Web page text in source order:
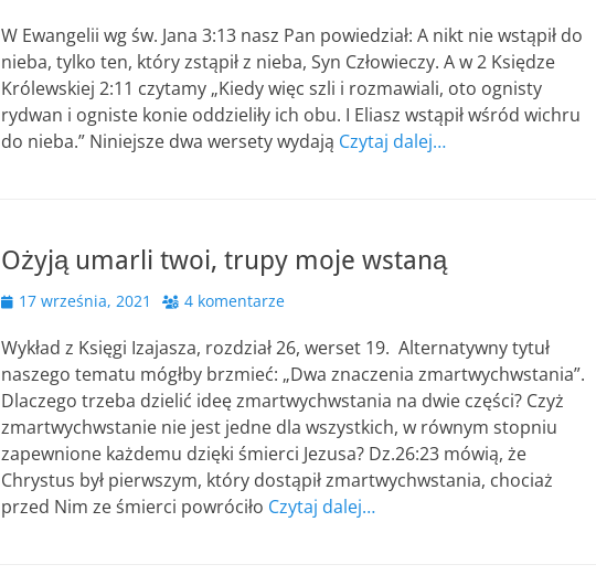
W Ewangelii wg św. Jana 3:13 nasz Pan powiedział: A nikt nie wstąpił do
nieba, tylko ten, który zstąpił z nieba, Syn Człowieczy. A w 2 Księdze
Królewskiej 2:11 czytamy „Kiedy więc szli i rozmawiali, oto ognisty
rydwan i ogniste konie oddzieliły ich obu. I Eliasz wstąpił wśród wichru
do nieba.” Niniejsze dwa wersety wydają Czytaj dalej…
Ożyją umarli twoi, trupy moje wstaną
Opublikowano
17 września, 2021 4 komentarze
Wykład z Księgi Izajasza, rozdział 26, werset 19. Alternatywny tytuł
naszego tematu mógłby brzmieć: „Dwa znaczenia zmartwychwstania”.
Dlaczego trzeba dzielić ideę zmartwychwstania na dwie części? Czyż
zmartwychwstanie nie jest jedne dla wszystkich, w równym stopniu
zapewnione każdemu dzięki śmierci Jezusa? Dz.26:23 mówią, że
Chrystus był pierwszym, który dostąpił zmartwychwstania, chociaż
przed Nim ze śmierci powróciło Czytaj dalej…